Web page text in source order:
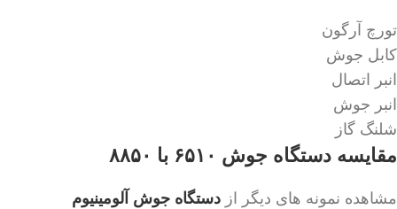
تورچ آرگون
کابل جوش
انبر اتصال
انبر جوش
شلنگ گاز
مقایسه دستگاه جوش ۶۵۱۰ با ۸۸۵۰
مشاهده نمونه های دیگر از دستگاه جوش آلومینیوم